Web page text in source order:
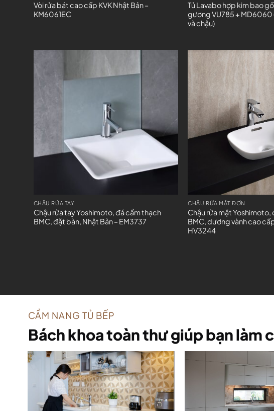
Vòi rửa bát cao cấp KVK Nhật Bản –
KM6061EC
Tủ Lavabo hợp kim bao
gương VU785 + MD6060
và chậu)
CHẬU RỬA TAY
Chậu rửa tay Yoshimoto, đá cẩm thạch
BMC, đặt bàn, Nhật Bản – EM3737
CHẬU RỬA MẶT ĐƠN
Chậu rửa mặt Yoshimoto,
BMC, dương vành cao
HV3244
CẨM NANG TỦ BẾP
Bách khoa toàn thư giúp bạn làm